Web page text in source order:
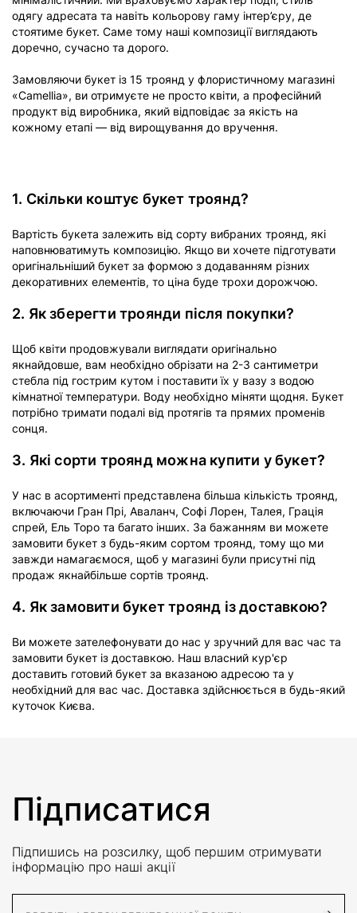
одягу адресата та навіть кольорову гаму інтер’єру, де
стоятиме букет. Саме тому наші композиції виглядають
доречно, сучасно та дорого.
Замовляючи букет із 15 троянд у флористичному магазині
«Camellia», ви отримуєте не просто квіти, а професійний
продукт від виробника, який відповідає за якість на
кожному етапі — від вирощування до вручення.
1. Скільки коштує букет троянд?
Вартість букета залежить від сорту вибраних троянд, які
наповнюватимуть композицію. Якщо ви хочете підготувати
оригінальніший букет за формою з додаванням різних
декоративних елементів, то ціна буде трохи дорожчою.
2. Як зберегти троянди після покупки?
Щоб квіти продовжували виглядати оригінально
якнайдовше, вам необхідно обрізати на 2-3 сантиметри
стебла під гострим кутом і поставити їх у вазу з водою
кімнатної температури. Воду необхідно міняти щодня. Букет
потрібно тримати подалі від протягів та прямих променів
сонця.
3. Які сорти троянд можна купити у букет?
У нас в асортименті представлена більша кількість троянд,
включаючи Гран Прі, Аваланч, Софі Лорен, Талея, Грація
спрей, Ель Торо та багато інших. За бажанням ви можете
замовити букет з будь-яким сортом троянд, тому що ми
завжди намагаємося, щоб у магазині були присутні під
продаж якнайбільше сортів троянд.
4. Як замовити букет троянд із доставкою?
Ви можете зателефонувати до нас у зручний для вас час та
замовити букет із доставкою. Наш власний кур'єр
доставить готовий букет за вказаною адресою та у
необхідний для вас час. Доставка здійснюється в будь-який
куточок Києва.
Підписатися
Підпишись на розсилку, щоб першим отримувати
інформацію про наші акції